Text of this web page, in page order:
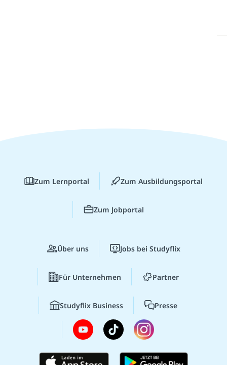
Zum Lernportal Zum Ausbildungsportal
Zum Jobportal
Über uns Jobs bei Studyflix
Für Unternehmen Partner
Studyflix Business Presse